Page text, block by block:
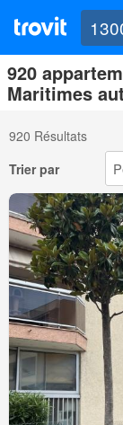
920
Maritimes
920 Résultats
Trier par